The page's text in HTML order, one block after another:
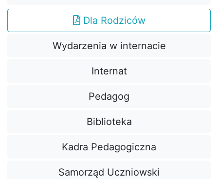
Dla Rodziców
Wydarzenia w internacie
Internat
Pedagog
Biblioteka
Kadra Pedagogiczna
Samorząd Uczniowski